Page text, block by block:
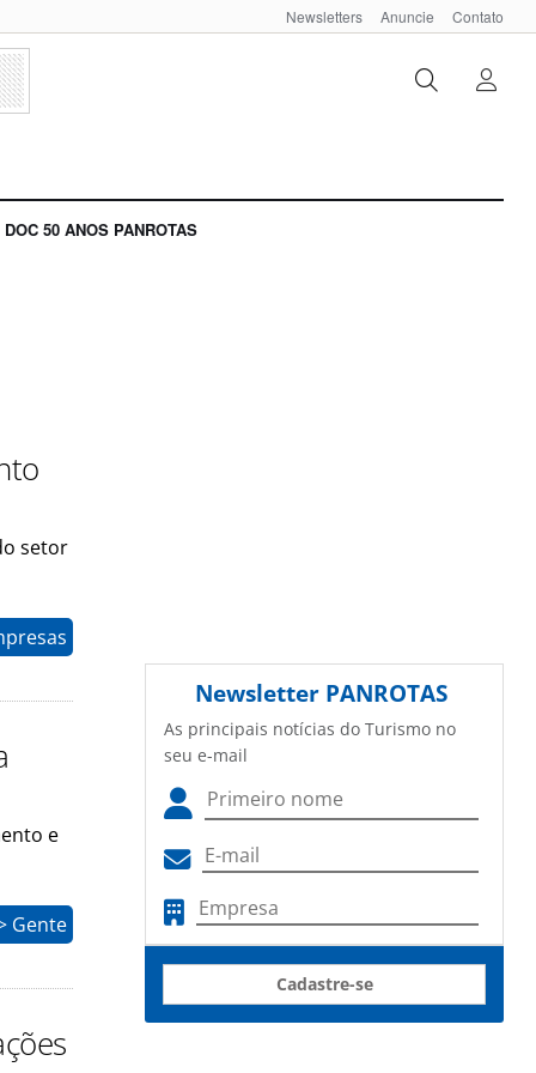
Newsletters Anuncie Contato
DOC 50 ANOS PANROTAS
setor
e
Gente
Newsletter PANROTAS
As principais notícias do Turismo no
seu e-mail
Cadastre-se